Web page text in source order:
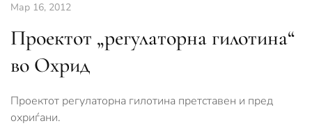
Мар 16, 2012
Проектот „регулаторна гилотина“
во Охрид
Проектот регулаторна гилотина претставен и пред
охриѓани.